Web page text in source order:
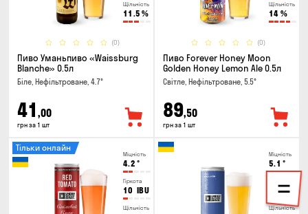
Щільність
11.5 %
(0)
Пиво Уманьпиво «Waissburg
Blanche» 0.5л
Біле, Нефільтроване, 4.7°
41 ,00
грн за 1 шт
Щільність
14 %
(0)
Пиво Forever Honey Moon
Golden Honey Lemon Ale 0.5л
Світле, Нефільтроване, 5.5°
89,50
грн за 1 шт
Міцність
4.2 °
Гіркота
10 IBU
Щільність
Тільки онлайн
Міцність
5.1 °
19IBU
Щільність